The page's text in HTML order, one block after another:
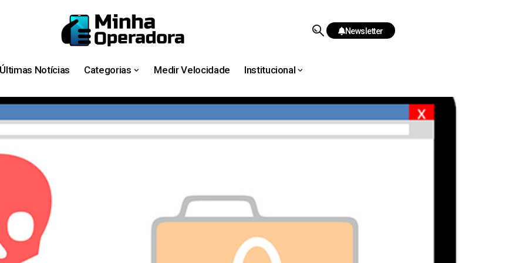
Newsletter
Últimas Notícias Categorias Medir Velocidade Institucional